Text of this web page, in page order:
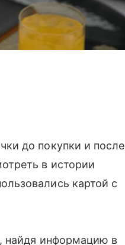
до покупки и после
в истории
картой с
найдя информацию в